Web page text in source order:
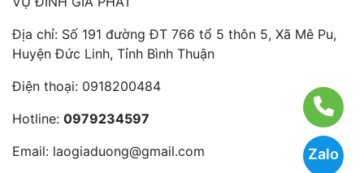
Zalo
Địa chỉ: Số 191 đường ĐT 766 tổ 5 thôn 5, Xã Mê Pu,
Huyện Đức Linh, Tỉnh Bình Thuận
Điện thoại: 0918200484
Hotline: 0979234597
Email: laogiaduong@gmail.com